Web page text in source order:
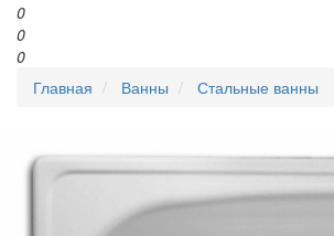
0
0
0
Главная
Ванны Стальные ванны